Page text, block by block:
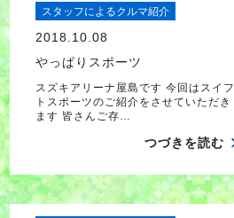
スタッフによるクルマ紹介
2018.10.08
やっぱりスポーツ
スズキアリーナ屋島です 今回はスイフ
トスポーツのご紹介をさせていただき
ます 皆さんご存…
つづきを読む